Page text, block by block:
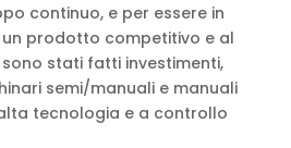
continuo, e per essere in
prodotto competitivo e al
stati fatti investimenti,
semi/manuali e manuali
tecnologia e a controllo